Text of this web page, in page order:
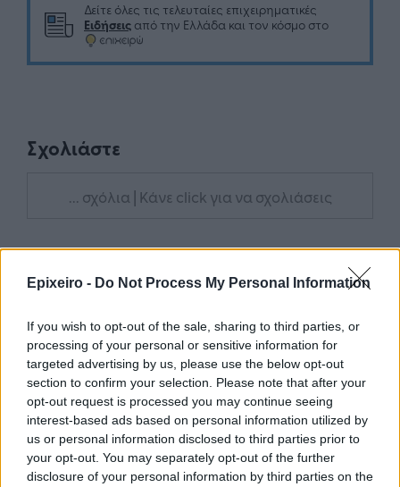
Epixeiro - Do Not Process My Personal Information
If you wish to opt-out of the sale, sharing to third parties, or
processing of your personal or sensitive information for
targeted advertising by us, please use the below opt-out
section to confirm your selection. Please note that after your
opt-out request is processed you may continue seeing
interest-based ads based on personal information utilized by
us or personal information disclosed to third parties prior to
your opt-out. You may separately opt-out of the further
disclosure of your personal information by third parties on the
Δείτε όλες τις τελευταίες επιχειρηματικές
Ειδήσεις από την Ελλάδα και τον κόσμο στο
Σχολιάστε
... σχόλια | Κάνε click για να σχολιάσεις